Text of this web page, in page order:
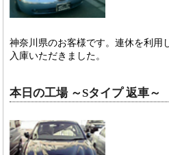
神奈川県のお客様です。連休を利用
入庫いただきました。
本日の工場 ～Sタイプ 返車～